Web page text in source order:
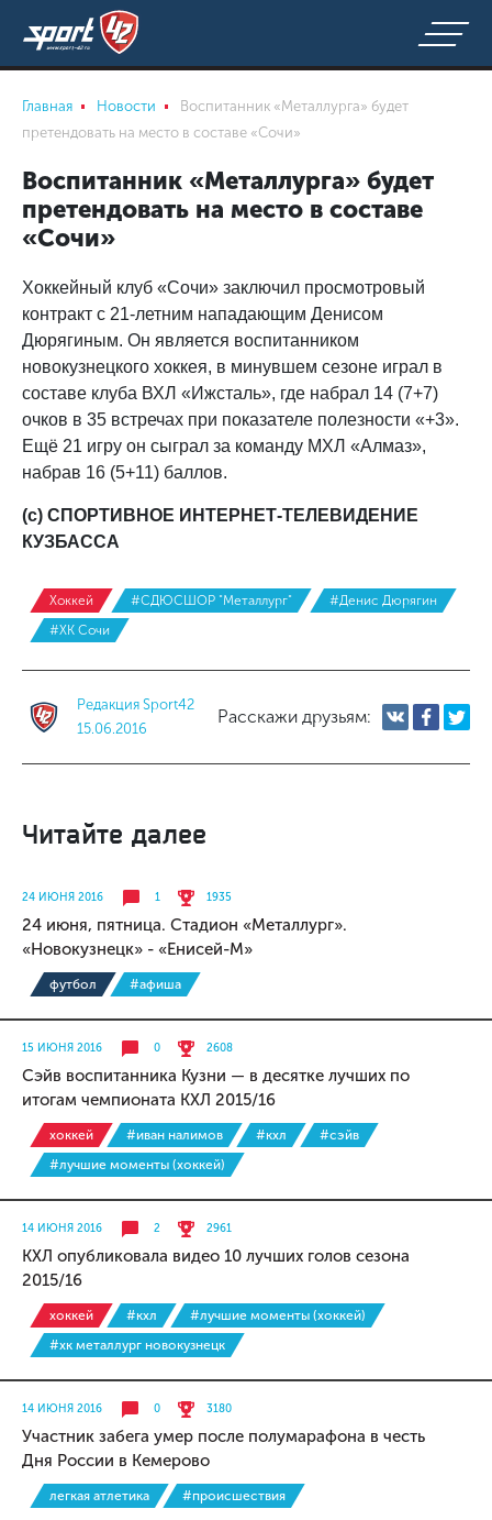
Главная Новости
Воспитанник «Металлурга» будет
претендовать на место в составе «Сочи»
Воспитанник «Металлурга» будет
претендовать на место в составе
«Сочи»
Хоккейный клуб «Сочи» заключил просмотровый
контракт с 21-летним нападающим Денисом
Дюрягиным. Он является воспитанником
новокузнецкого хоккея, в минувшем сезоне играл в
составе клуба ВХЛ «Ижсталь», где набрал 14 (7+7)
очков в 35 встречах при показателе полезности «+3».
Ещё 21 игру он сыграл за команду МХЛ «Алмаз»,
набрав 16 (5+11) баллов.
(с) СПОРТИВНОЕ ИНТЕРНЕТ-ТЕЛЕВИДЕНИЕ
КУЗБАССА
Хоккей #СДЮСШОР "Металлург"
#Денис Дюрягин
#ХК Сочи
Редакция Sport42
15.06.2016
Расскажи друзьям:
Читайте далее
24 ИЮНЯ 2016 1 1935
24 июня, пятница. Стадион «Металлург».
«Новокузнецк» - «Енисей-М»
футбол #афиша
15 ИЮНЯ 2016 0 2608
Сэйв воспитанника Кузни — в десятке лучших по
итогам чемпионата КХЛ 2015/16
хоккей #иван налимов #кхл
#сэйв
#лучшие моменты (хоккей)
14 ИЮНЯ 2016 2 2961
КХЛ опубликовала видео 10 лучших голов сезона
2015/16
хоккей #кхл
#лучшие моменты (хоккей)
#хк металлург новокузнецк
14 ИЮНЯ 2016 0 3180
Участник забега умер после полумарафона в честь
Дня России в Кемерово
легкая атлетика #происшествия